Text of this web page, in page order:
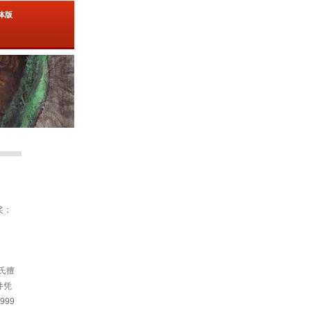
版
擅
凭